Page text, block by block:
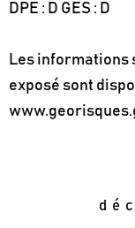
DPE : D GES : D
Les informations
exposé sont